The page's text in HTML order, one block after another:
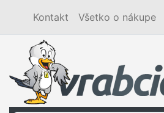
Kontakt Všetko o nákupe